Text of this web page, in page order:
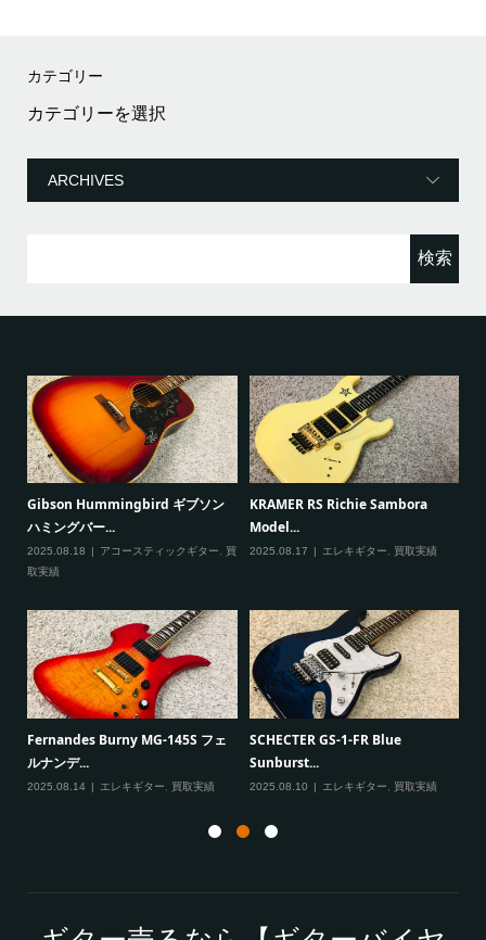
カテゴリー
カ
テ
リ
Gibson Hummingbird ギブソン
ハミングバー...
2025.08.18 アコースティックギター, 買
取実績
KRAMER RS Richie Sambora
Model...
2025.08.17 エレキギター, 買取実績
Fernandes Burny MG-145S フェ
ルナンデ...
2025.08.14 エレキギター 買取実績
SCHECTER GS-1-FR Blue
Sunburst...
2025.08.10 エレキギター 買取実績